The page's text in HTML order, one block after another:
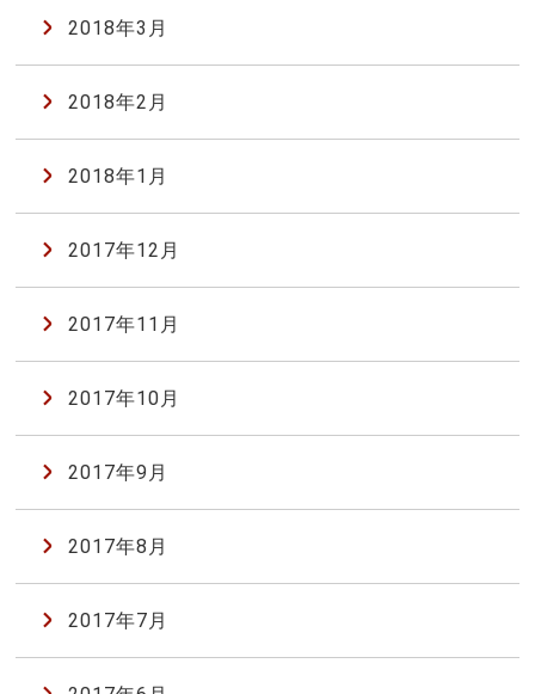
2018年3月
2018年2月
2018年1月
2017年12月
2017年11月
2017年10月
2017年9月
2017年8月
2017年7月